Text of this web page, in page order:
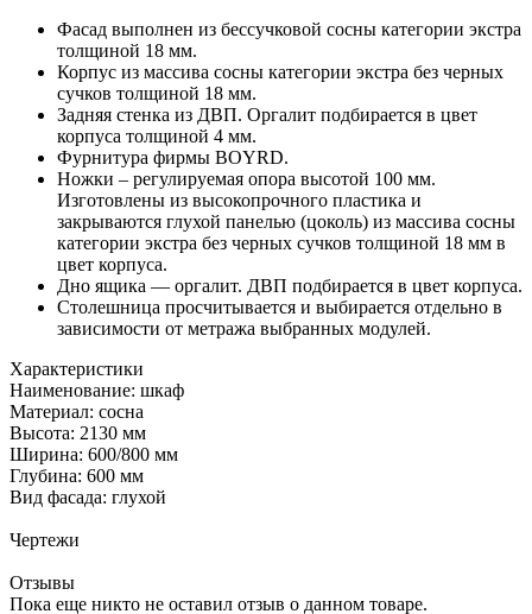
Фасад выполнен из бессучковой сосны категории экстра
толщиной 18 мм.
Корпус из массива сосны категории экстра без черных
сучков толщиной 18 мм.
Задняя стенка из ДВП. Оргалит подбирается в цвет
корпуса толщиной 4 мм.
Фурнитура фирмы BOYRD.
Ножки – регулируемая опора высотой 100 мм.
Изготовлены из высокопрочного пластика и
закрываются глухой панелью (цоколь) из массива сосны
категории экстра без черных сучков толщиной 18 мм в
цвет корпуса.
Дно ящика — оргалит. ДВП подбирается в цвет корпуса.
Столешница просчитывается и выбирается отдельно в
зависимости от метража выбранных модулей.
Характеристики
Наименование: шкаф
Материал: сосна
Высота: 2130 мм
Ширина: 600/800 мм
Глубина: 600 мм
Вид фасада: глухой
Чертежи
Отзывы
Пока еще никто не оставил отзыв о данном товаре.